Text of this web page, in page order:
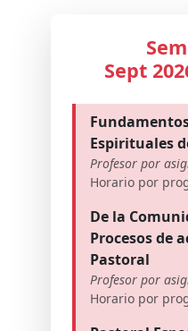
Sept
Espirituales
Profesor por
Horario por
De la
Procesos de
Pastoral
Profesor por
Horario por